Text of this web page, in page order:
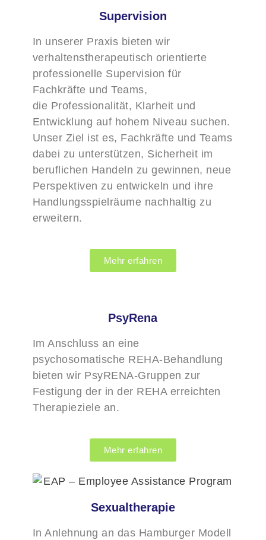
Supervision
In unserer Praxis bieten wir
verhaltenstherapeutisch orientierte
professionelle Supervision für
Fachkräfte und Teams,
die Professionalität, Klarheit und
Entwicklung auf hohem Niveau suchen.
Unser Ziel ist es, Fachkräfte und Teams
dabei zu unterstützen, Sicherheit im
beruflichen Handeln zu gewinnen, neue
Perspektiven zu entwickeln und ihre
Handlungsspielräume nachhaltig zu
erweitern.
Mehr erfahren
PsyRena
Im Anschluss an eine
psychosomatische REHA-Behandlung
bieten wir PsyRENA-Gruppen zur
Festigung der in der REHA erreichten
Therapieziele an.
Mehr erfahren
Sexualtherapie
In Anlehnung an das Hamburger Modell